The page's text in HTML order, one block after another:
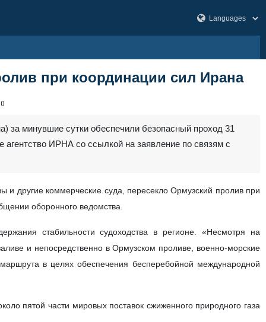
при координации сил Ирана
минувшие сутки обеспечили безопасный проход 31
ИРНА со ссылкой на заявление по связям с
другие коммерческие суда, пересекло Ормузский пролив при
оборонного ведомства.
стабильности судоходства в регионе. «Несмотря на
и непосредственно в Ормузском проливе, военно-морские
в целях обеспечения бесперебойной международной
пятой части мировых поставок сжиженного природного газа